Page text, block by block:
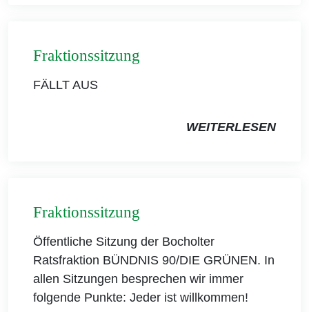
Fraktionssitzung
FÄLLT AUS
WEITERLESEN
Fraktionssitzung
Öffentliche Sitzung der Bocholter
Ratsfraktion BÜNDNIS 90/DIE GRÜNEN. In
allen Sitzungen besprechen wir immer
folgende Punkte: Jeder ist willkommen!